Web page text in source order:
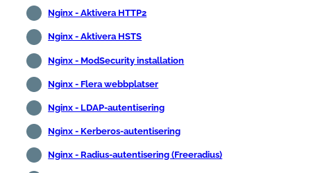
Nginx - Aktivera HTTP2
Nginx - Aktivera HSTS
Nginx - ModSecurity installation
Nginx - Flera webbplatser
Nginx - LDAP-autentisering
Nginx - Kerberos-autentisering
Nginx - Radius-autentisering (Freeradius)